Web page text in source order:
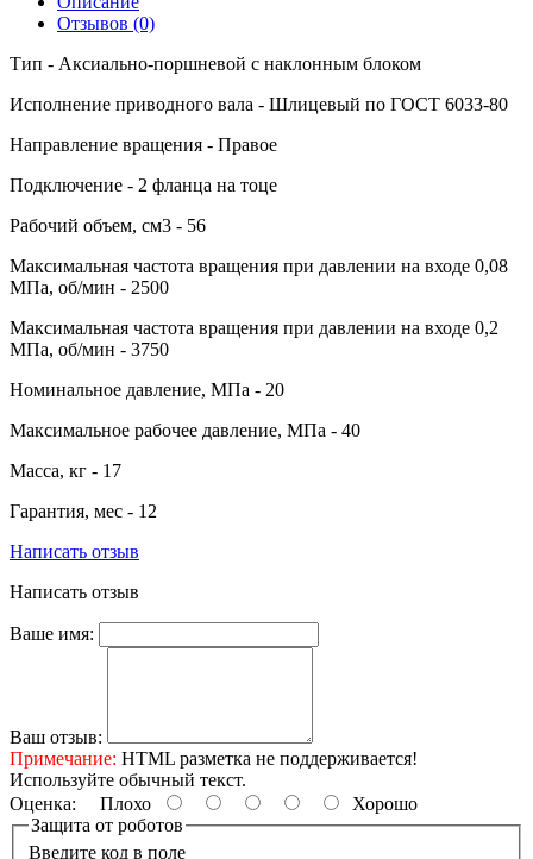
Отзывов (0)
Тип - Аксиально-поршневой с наклонным блоком
Исполнение приводного вала - Шлицевый по ГОСТ 6033-80
Направление вращения - Правое
Подключение - 2 фланца на тоце
Рабочий объем, см3 - 56
Максимальная частота вращения при давлении на входе 0,08
МПа, об/мин - 2500
Максимальная частота вращения при давлении на входе 0,2
МПа, об/мин - 3750
Номинальное давление, МПа - 20
Максимальное рабочее давление, МПа - 40
Масса, кг - 17
Гарантия, мес - 12
Написать отзыв
Написать отзыв
Ваше имя:
Ваш отзыв:
Примечание: HTML разметка не поддерживается!
Используйте обычный текст.
Оценка: Плохо
Хорошо
Защита от роботов
Введите код в поле